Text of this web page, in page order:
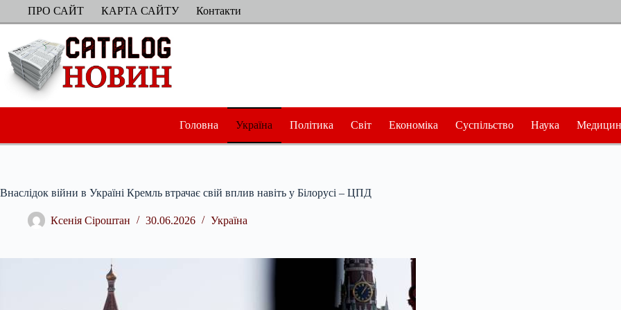
ПерейтиПРО САЙТ КАРТА САЙТУ Контакти
Головна Україна Політика Світ Економіка Суспільство Наука
Внаслідок війни в Україні Кремль втрачає свій вплив навіть у Білорусі – ЦПД
Ксенія Сіроштан 30.06.2026 Україна